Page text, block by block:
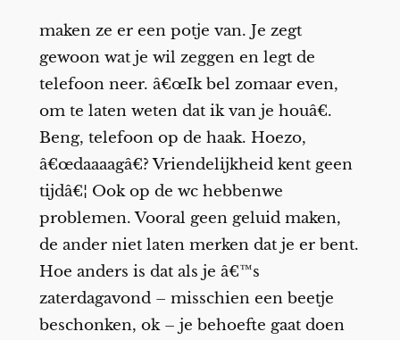
maken ze er een potje van. Je zegt
gewoon wat je wil zeggen en legt de
telefoon neer. â€œIk bel zomaar even,
om te laten weten dat ik van je houâ€.
Beng, telefoon op de haak. Hoezo,
â€œdaaaagâ€? Vriendelijkheid kent geen
tijdâ€¦ Ook op de wc hebbenwe
problemen. Vooral geen geluid maken,
de ander niet laten merken dat je er bent.
Hoe anders is dat als je â€™s
zaterdagavond – misschien een beetje
beschonken, ok – je behoefte gaat doen